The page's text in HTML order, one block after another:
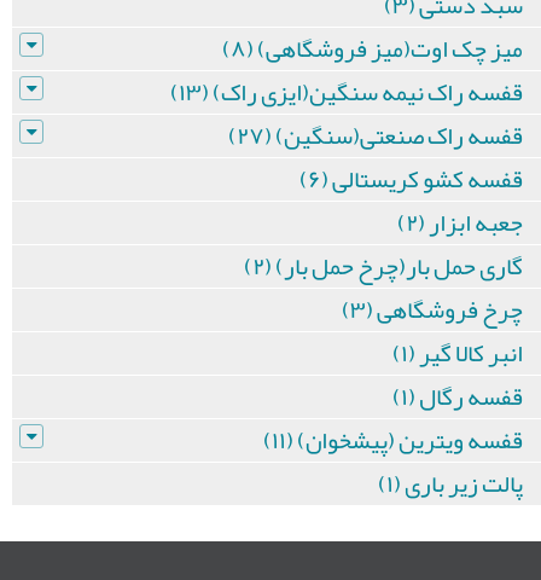
میز چک اوت(میز فروشگاهی) (۸)
قفسه راک نیمه سنگین(ایزی راک) (۱۳)
قفسه راک صنعتی(سنگین) (۲۷)
قفسه کشو کریستالی (۶)
جعبه ابزار (۲)
گاری حمل بار(چرخ حمل بار) (۲)
چرخ فروشگاهی (۳)
انبر کالا گیر (۱)
قفسه رگال (۱)
قفسه ویترین (پیشخوان) (۱۱)
پالت زیر باری (۱)